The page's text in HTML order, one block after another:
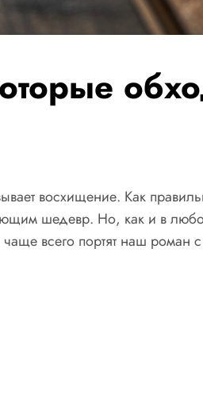
восхищение. Как
шедевр. Но, как и в
всего портят наш роман